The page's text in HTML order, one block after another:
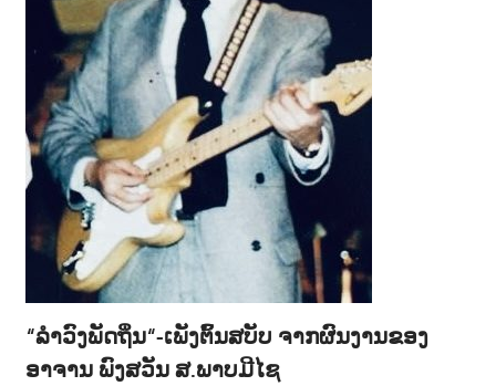
“ລຳວົງພັດຖິ່ນ“-ເພັງຕົ້ນສບັບ ຈາກຜົນງານຂອງ
ອາຈານ ພົງສວັນ ສ.ພາບມີໄຊ